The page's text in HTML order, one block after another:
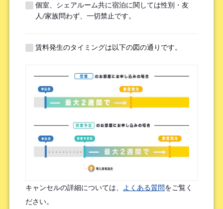
※無職の方は無しとご記入ください
提携機関 ※以下の提携機関に所属されている方はお選び下さい。
ボーダレスハウスを知ったきっかけ *
検索エンジン（Google／Yahoo! など）
広告を見て（Google広告／SNS広告 など）
物件ポータルサイト
ブログやWeb記事を読んで
友人/知人からの口コミ
所属先からの紹介
SNSインフルエンサーの投稿を見た
個室、シェアルーム共に宿泊に関しては性別・友
人/家族問わず、一切禁止です。
賃料発生のタイミングは以下の図の通りです。
キャンセルの詳細については、 よくある質問をご覧く
ださい。